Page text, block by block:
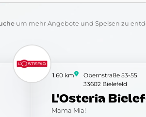
um mehr Angebote und Speisen zu
L'Osteria
Mama Mia!
1.60 km
Obernstraße 53-55
33602 Bielefeld